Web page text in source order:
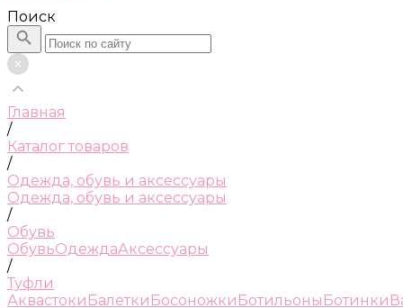
Поиск
Главная
/
Каталог товаров
/
Одежда, обувь и аксессуары
Одежда, обувь и аксессуары
/
Обувь
ОбувьОдеждаАксессуары
/
Туфли
Аквастоки Балетки Босоножки Ботильоны Ботинки